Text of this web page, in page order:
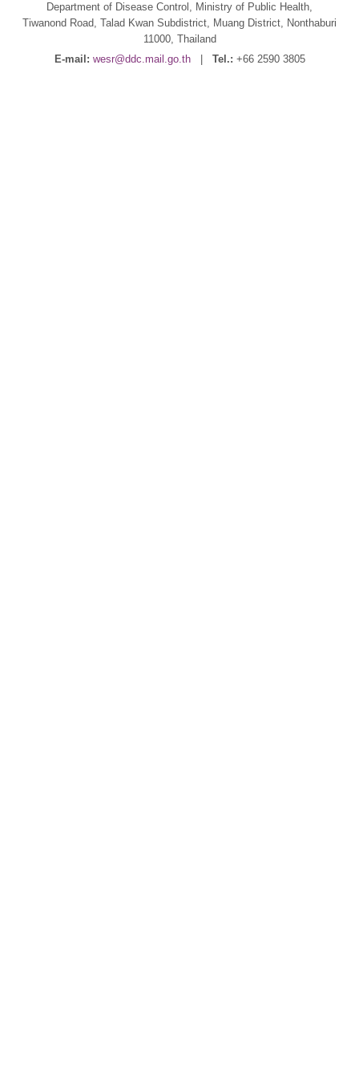
Department of Disease Control, Ministry of Public Health,
Tiwanond Road, Talad Kwan Subdistrict, Muang District, Nonthaburi
11000, Thailand
E-mail: wesr@ddc.mail.go.th| Tel.: +66 2590 3805